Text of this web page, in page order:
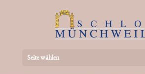
Seite wählen